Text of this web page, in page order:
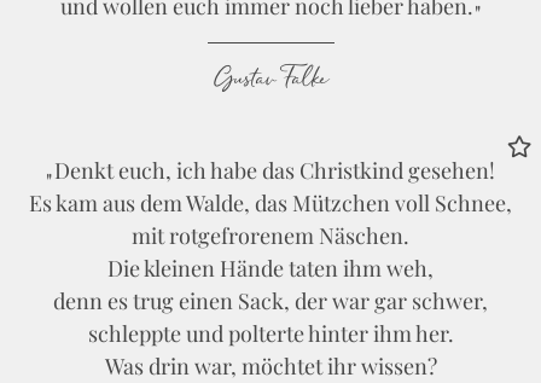
und wollen euch immer noch lieber haben.
Gustav Falke
Denkt euch, ich habe das Christkind gesehen!
Es kam aus dem Walde, das Mützchen voll Schnee,
mit rotgefrorenem Näschen.
Die kleinen Hände taten ihm weh,
denn es trug einen Sack, der war gar schwer,
schleppte und polterte hinter ihm her.
Was drin war, möchtet ihr wissen?